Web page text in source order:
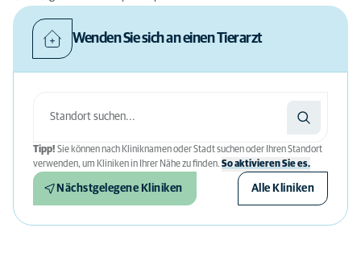
Wenden Sie sich an einen Tierarzt
Tipp! Sie können nach Kliniknamen oder Stadt suchen oder Ihren Standort
verwenden, um Kliniken in Ihrer Nähe zu finden. So aktivieren Sie es.
Nächstgelegene Kliniken Alle Kliniken